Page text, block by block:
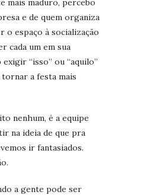
mais maduro, percebo
e de quem organiza
o espaço à socialização
cada um em sua
“isso” ou “aquilo”
a festa mais
nenhum, é a equipe
na ideia de que pra
ir fantasiados.
a gente pode ser